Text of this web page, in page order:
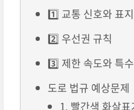
1️⃣ 교통 신호와 표
2️⃣ 우선권 규칙
3️⃣ 제한 속도와 특
도로 법규 예상문제
1. 빨간색 화살